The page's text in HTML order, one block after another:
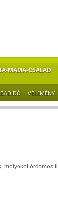
MAMA-CSALÁD
VÉLEMÉNY
melyeket érdemes